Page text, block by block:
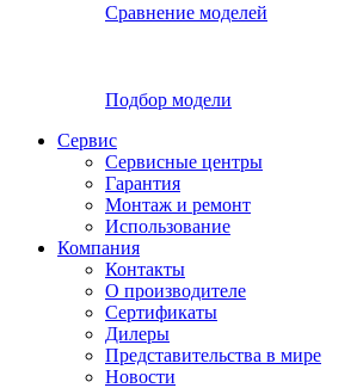
Сравнение моделей
Подбор модели
Сервис
Сервисные центры
Гарантия
Монтаж и ремонт
Использование
Компания
Контакты
О производителе
Сертификаты
Дилеры
Представительства в мире
Новости